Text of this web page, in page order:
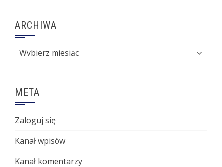
ARCHIWA
Archiwa
META
Zaloguj się
Kanał wpisów
Kanał komentarzy